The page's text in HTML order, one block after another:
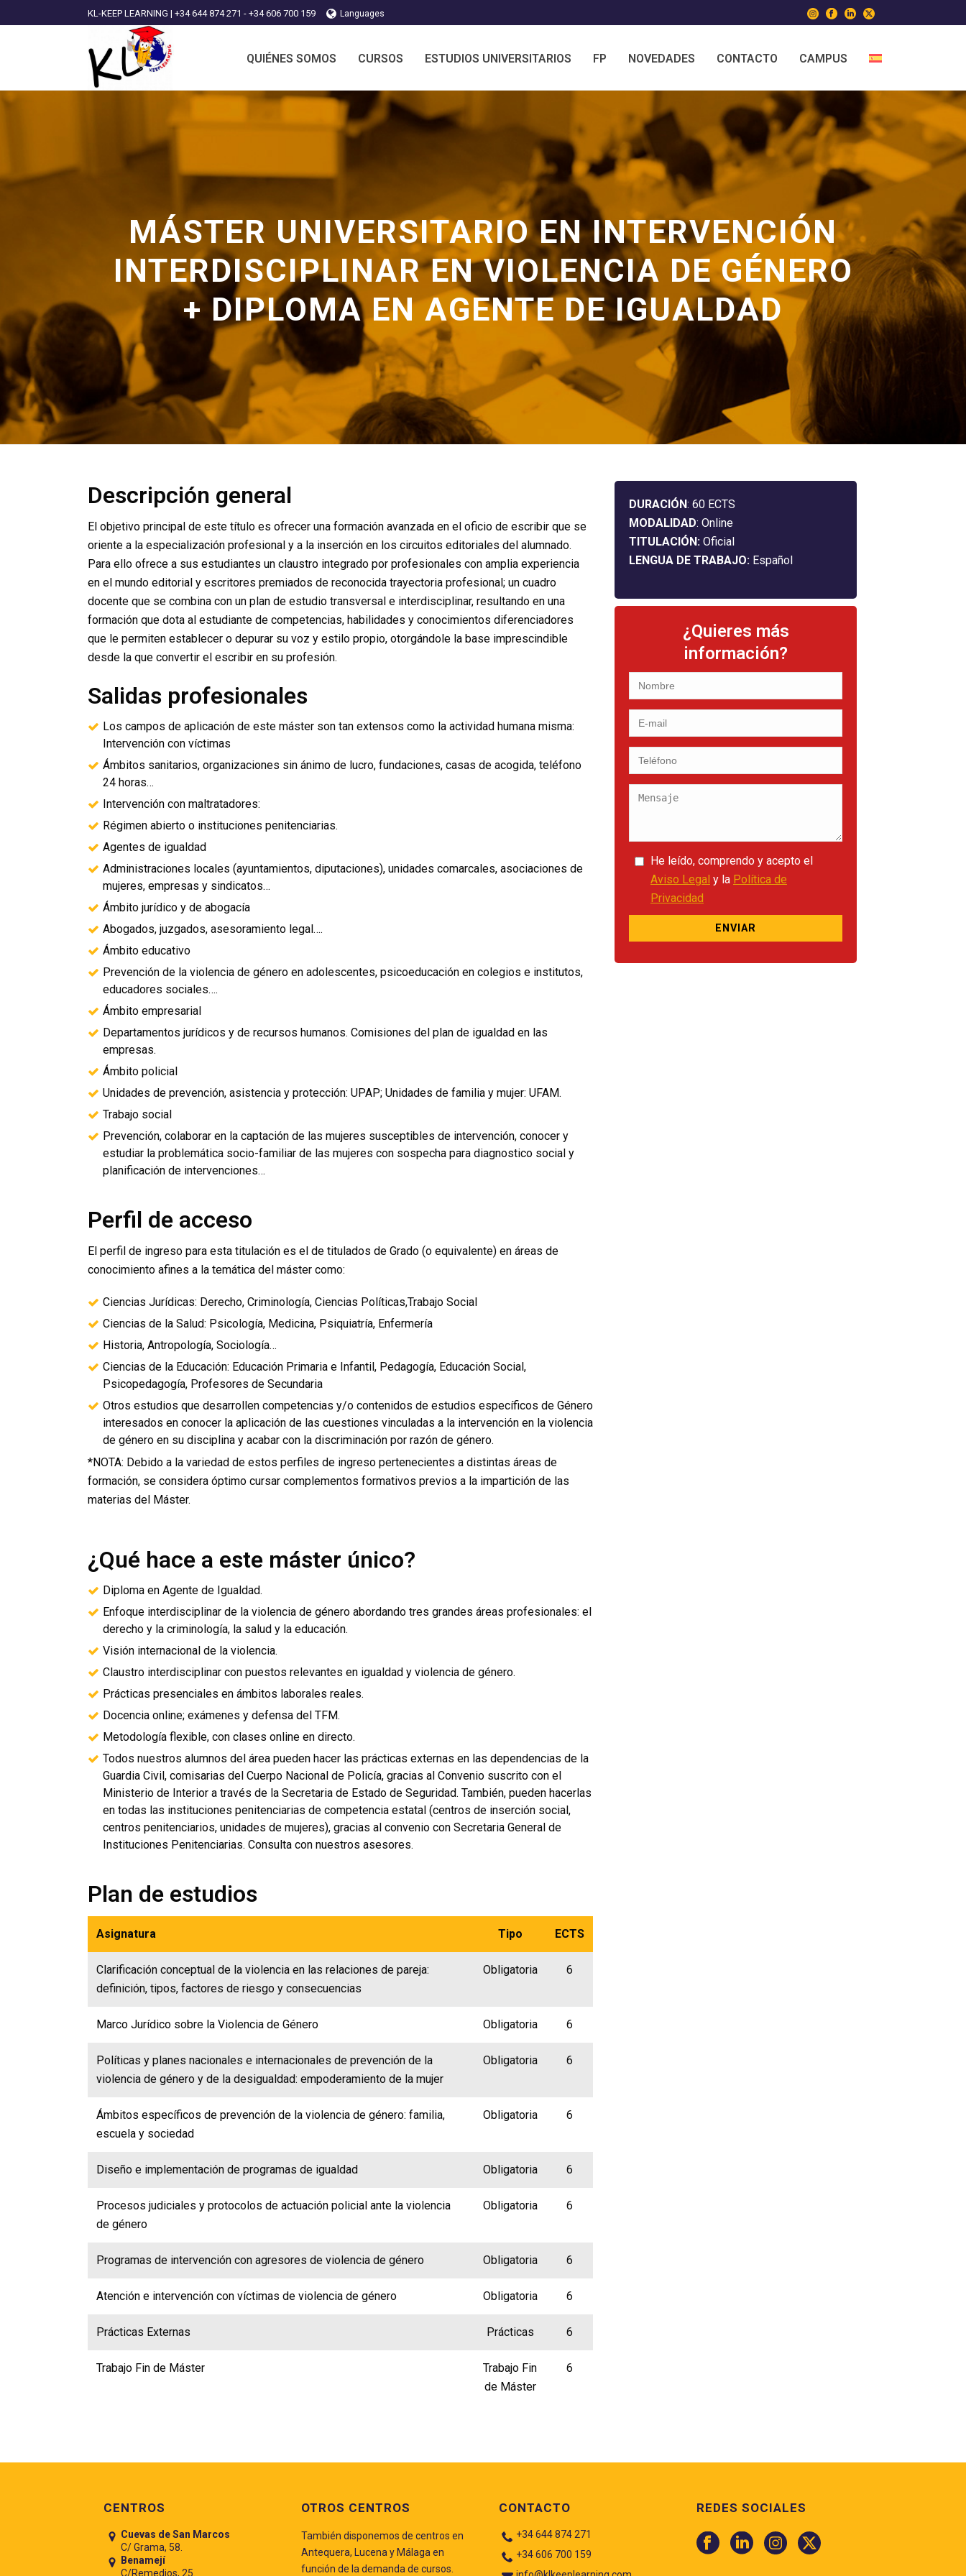
KL-KEEP LEARNING | +34 644 874 271 - +34 606 700 159 Languages
QUIÉNES SOMOS CURSOS ESTUDIOS UNIVERSITARIOS FP NOVEDADES CONTACTO CAMPUS
MÁSTER UNIVERSITARIO EN INTERVENCIÓN
INTERDISCIPLINAR EN VIOLENCIA DE GÉNERO
+ DIPLOMA EN AGENTE DE IGUALDAD
Descripción general
El objetivo principal de este título es ofrecer una formación avanzada en el oficio de escribir que se
oriente a la especialización profesional y a la inserción en los circuitos editoriales del alumnado.
Para ello ofrece a sus estudiantes un claustro integrado por profesionales con amplia experiencia
en el mundo editorial y escritores premiados de reconocida trayectoria profesional; un cuadro
docente que se combina con un plan de estudio transversal e interdisciplinar, resultando en una
formación que dota al estudiante de competencias, habilidades y conocimientos diferenciadores
que le permiten establecer o depurar su voz y estilo propio, otorgándole la base imprescindible
desde la que convertir el escribir en su profesión.
Salidas profesionales
Los campos de aplicación de este máster son tan extensos como la actividad humana misma:
Intervención con víctimas
Ámbitos sanitarios, organizaciones sin ánimo de lucro, fundaciones, casas de acogida, teléfono
24 horas…
Intervención con maltratadores:
Régimen abierto o instituciones penitenciarias.
Agentes de igualdad
Administraciones locales (ayuntamientos, diputaciones), unidades comarcales, asociaciones de
mujeres, empresas y sindicatos…
Ámbito jurídico y de abogacía
Abogados, juzgados, asesoramiento legal….
Ámbito educativo
Prevención de la violencia de género en adolescentes, psicoeducación en colegios e institutos,
educadores sociales….
Ámbito empresarial
Departamentos jurídicos y de recursos humanos. Comisiones del plan de igualdad en las
empresas.
Ámbito policial
Unidades de prevención, asistencia y protección: UPAP; Unidades de familia y mujer: UFAM.
Trabajo social
Prevención, colaborar en la captación de las mujeres susceptibles de intervención, conocer y
estudiar la problemática socio-familiar de las mujeres con sospecha para diagnostico social y
planificación de intervenciones…
Perfil de acceso
El perfil de ingreso para esta titulación es el de titulados de Grado (o equivalente) en áreas de
conocimiento afines a la temática del máster como:
Ciencias Jurídicas: Derecho, Criminología, Ciencias Políticas,Trabajo Social
Ciencias de la Salud: Psicología, Medicina, Psiquiatría, Enfermería
Historia, Antropología, Sociología…
Ciencias de la Educación: Educación Primaria e Infantil, Pedagogía, Educación Social,
Psicopedagogía, Profesores de Secundaria
Otros estudios que desarrollen competencias y/o contenidos de estudios específicos de Género
interesados en conocer la aplicación de las cuestiones vinculadas a la intervención en la violencia
de género en su disciplina y acabar con la discriminación por razón de género.
*NOTA: Debido a la variedad de estos perfiles de ingreso pertenecientes a distintas áreas de
formación, se considera óptimo cursar complementos formativos previos a la impartición de las
materias del Máster.
¿Qué hace a este máster único?
Diploma en Agente de Igualdad.
Enfoque interdisciplinar de la violencia de género abordando tres grandes áreas profesionales: el
derecho y la criminología, la salud y la educación.
Visión internacional de la violencia.
Claustro interdisciplinar con puestos relevantes en igualdad y violencia de género.
Prácticas presenciales en ámbitos laborales reales.
Docencia online; exámenes y defensa del TFM.
Metodología flexible, con clases online en directo.
Todos nuestros alumnos del área pueden hacer las prácticas externas en las dependencias de la
Guardia Civil, comisarias del Cuerpo Nacional de Policía, gracias al Convenio suscrito con el
Ministerio de Interior a través de la Secretaria de Estado de Seguridad. También, pueden hacerlas
en todas las instituciones penitenciarias de competencia estatal (centros de inserción social,
centros penitenciarios, unidades de mujeres), gracias al convenio con Secretaria General de
Instituciones Penitenciarias. Consulta con nuestros asesores.
Plan de estudios
Asignatura Tipo ECTS
Clarificación conceptual de la violencia en las relaciones de pareja:
definición, tipos, factores de riesgo y consecuencias
Obligatoria 6
Marco Jurídico sobre la Violencia de Género Obligatoria 6
Políticas y planes nacionales e internacionales de prevención de la
violencia de género y de la desigualdad: empoderamiento de la mujer
Obligatoria 6
Ámbitos específicos de prevención de la violencia de género: familia,
escuela y sociedad
Obligatoria 6
Diseño e implementación de programas de igualdad Obligatoria 6
Procesos judiciales y protocolos de actuación policial ante la violencia
de género
Obligatoria 6
Programas de intervención con agresores de violencia de género Obligatoria 6
Atención e intervención con víctimas de violencia de género Obligatoria 6
Prácticas Externas Prácticas 6
Trabajo Fin de Máster
Trabajo Fin
de Máster
6
DURACIÓN: 60 ECTS
MODALIDAD: Online
TITULACIÓN:Oficial
LENGUA DE TRABAJO: Español
¿Quieres más
información?
He leído, comprendo y acepto el
Aviso Legal y la Política de
Privacidad
CENTROS
Cuevas de San Marcos
C/ Grama, 58.
Benamejí
C/Remedios, 25.
OTROS CENTROS
También disponemos de centros en
Antequera, Lucena y Málaga en
función de la demanda de cursos.
CONTACTO
+34 644 874 271
+34 606 700 159
REDES SOCIALES